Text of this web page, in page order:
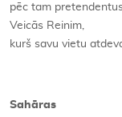
pēc tam
Veicās Reinim,
kurš savu vietu
Sahāras